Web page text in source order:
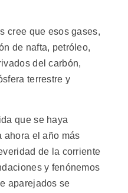
cree que esos gases,
de nafta, petróleo,
del carbón,
terrestre y
que se haya
ahora el año más
de la corriente
y fenónemos
aparejados se